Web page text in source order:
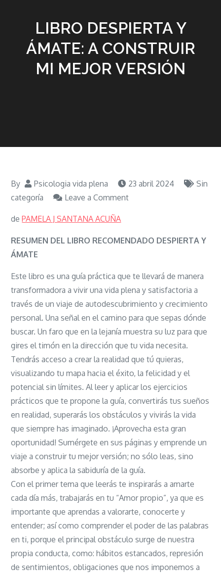
LIBRO DESPIERTA Y
ÁMATE: A CONSTRUIR
MI MEJOR VERSIÓN
By Psicologia vida plena 23 abril 2024
Sin
categoría
Leave a Commenton
Y
CONSTRUIR
MI
MEJOR
VERSIÓN
dePAMELA J SANTANA ACUÑA
RESUMEN DEL LIBRO RECOMENDADO DESPIERTA Y
ÁMATE
Este libro es una guía práctica que te llevará de manera
transformadora a vivir una vida plena y satisfactoria a
través de un viaje de autodescubrimiento y crecimiento
personal. Una señal en el camino para que sepas dónde
buscar. Un faro que en la lejanía muestra su luz para que
gires el timón en la dirección que tu vida necesita.
Tendrás acceso a crear la realidad que tú quieras,
visualizando tu mapa hacia el éxito, la felicidad y el
potencial sin límites. Al leer y aplicar los ejercicios
prácticos que te propone la guía, convertirás tus sueños
en realidad, superarás los obstáculos y vivirás la vida
que siempre has imaginado. ¡Aprovecha esta gran
oportunidad! Sumérgete en sus páginas y emprende un
viaje a construir tu mejor versión; no sólo leas, sino
absorbe y aplica la sabiduría de la guía.
Con el primer tema que leerás te inspirarás a amarte
cada día más, trabajarás en tu “Amor propio”, ya que es
importante que aprendas a valorarte, conocerte y
entender; así como comprender el poder de las palabras
en ti, porque el principal obstáculo surge de nuestra
propia conducta, como: hábitos estancados, represión
de sentimientos, obligaciones que nos imponemos a